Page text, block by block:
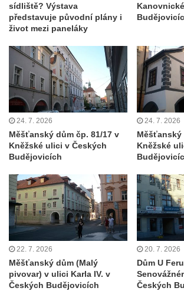
Tovární budova v Mikulášovicích – Anton
Pohl, továrna na gumové stuhy
Tovární budova čp. 478 v Mikulášovicích –
Franz Frenzel, továrna na nože
Tovární budova jižně od dolního nádraží v
Mikulášovicích – Josef Kunert & synové,
kovové a kancelářské zboží
Schodiště ke kostelu Nanebevzetí Panny
Marie ve Vilémově
Lázeňský dům čp. 82 v Lázních Libverda
Obří sud v Lázních Libverda
Lázeňský dům Jizera čp. 116 v Lázních
Libverda
Lázeňský dům Depandance Vodoléčba čp.
113 v Lázních Libverda
Dům čp. 94 na náměstí T. G. Masaryka ve
Frýdlantu
sídliště? Výstava
představuje původní plány i
život mezi paneláky
24. 7. 2026
Měšťanský dům čp. 81/17 v
Kněžské ulici v Českých
Budějovicích
24. 7. 2026
Měšťanský
Kněžské
22. 7. 2026
Měšťanský dům (Malý
pivovar) v ulici Karla IV. v
Českých Budějovicích
20. 7. 2026
Dům U
Českých